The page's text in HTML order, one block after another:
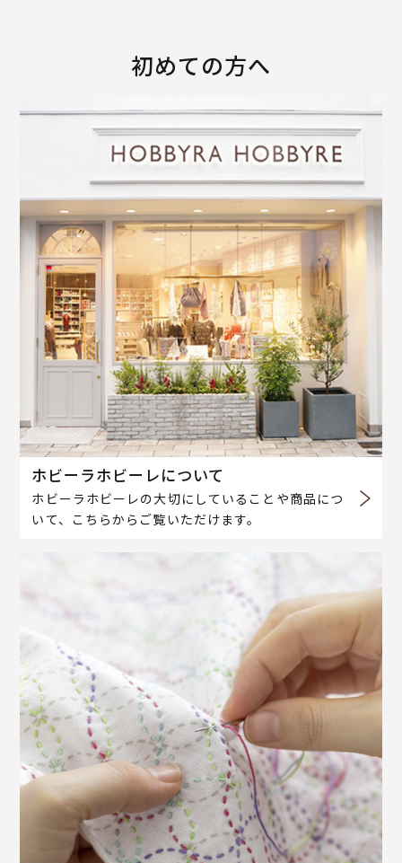
初めての方へ
ホビーラホビーレについて
ホビーラホビーレの大切にしていることや商品につ
いて、こちらからご覧いただけます。